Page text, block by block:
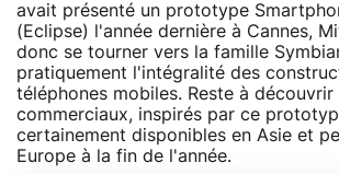
avait présenté un prototype
(Eclipse) l'année dernière à Cannes,
donc se tourner vers la famille
pratiquement l'intégralité des
téléphones mobiles. Reste à découvrir
commerciaux, inspirés par ce
certainement disponibles en Asie et
Europe à la fin de l'année.